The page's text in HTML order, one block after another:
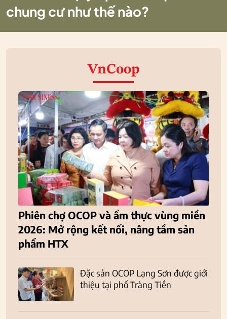
chung cư như thế nào?
VnCoop
Phiên chợ OCOP và ẩm thực vùng miền
2026: Mở rộng kết nối, nâng tầm sản
phẩm HTX
Đặc sản OCOP Lạng Sơn được giới
thiệu tại phố Tràng Tiền